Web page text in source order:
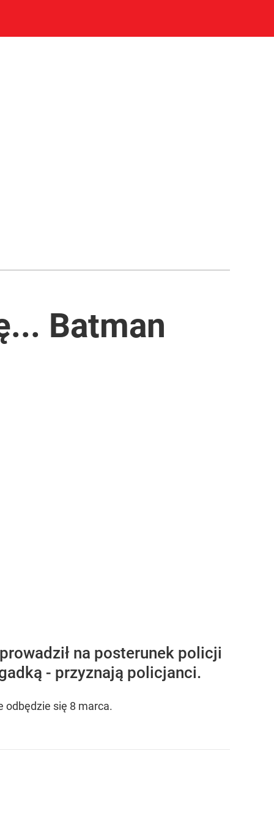
Batman
na posterunek policji
- przyznają policjanci.
odbędzie się 8 marca.